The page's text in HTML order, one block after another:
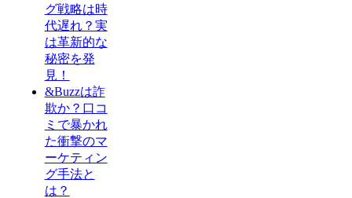
グ戦略は時
代遅れ？実
は革新的な
秘密を発
見！
&Buzzは詐
欺か？口コ
ミで暴かれ
た衝撃のマ
ーケティン
グ手法と
は？